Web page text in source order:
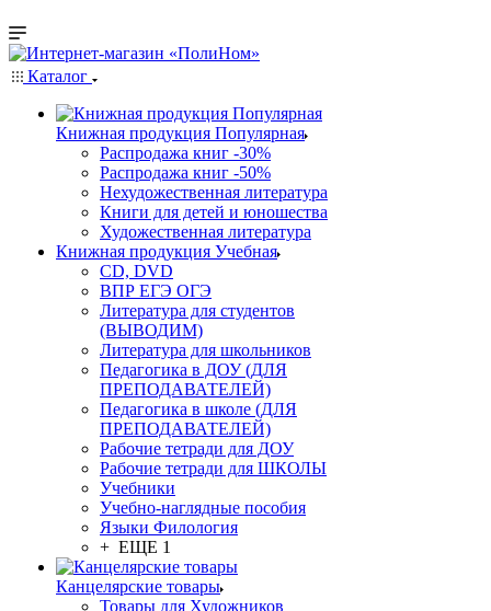
Каталог
Книжная продукция Популярная
Распродажа книг -30%
Распродажа книг -50%
Нехудожественная литература
Книги для детей и юношества
Художественная литература
Книжная продукция Учебная
CD, DVD
ВПР ЕГЭ ОГЭ
Литература для студентов
(ВЫВОДИМ)
Литература для школьников
Педагогика в ДОУ (ДЛЯ
ПРЕПОДАВАТЕЛЕЙ)
Педагогика в школе (ДЛЯ
ПРЕПОДАВАТЕЛЕЙ)
Рабочие тетради для ДОУ
Рабочие тетради для ШКОЛЫ
Учебники
Учебно-наглядные пособия
Языки Филология
+ ЕЩЕ 1
Канцелярские товары
Товары для Художников